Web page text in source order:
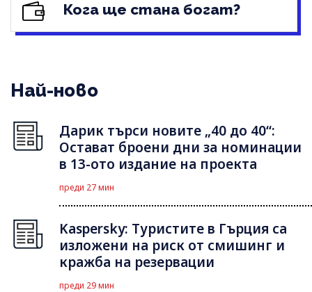
Кога ще стана богат?
Най-ново
Дарик търси новите „40 до 40“:
Остават броени дни за номинации
в 13-ото издание на проекта
преди 27 мин
Kaspersky: Туристите в Гърция са
изложени на риск от смишинг и
кражба на резервации
преди 29 мин